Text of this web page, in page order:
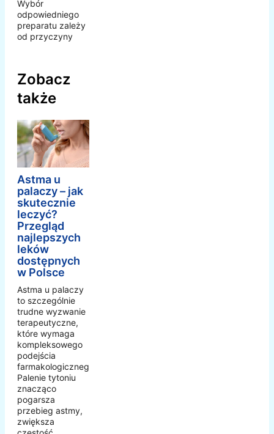
Wybór
odpowiedniego
preparatu zależy
od przyczyny
Zobacz
także
Astma u
palaczy – jak
skutecznie
leczyć?
Przegląd
najlepszych
leków
dostępnych
w Polsce
Astma u palaczy
to szczególnie
trudne wyzwanie
terapeutyczne,
które wymaga
kompleksowego
podejścia
farmakologicznego.
Palenie tytoniu
znacząco
pogarsza
przebieg astmy,
zwiększa